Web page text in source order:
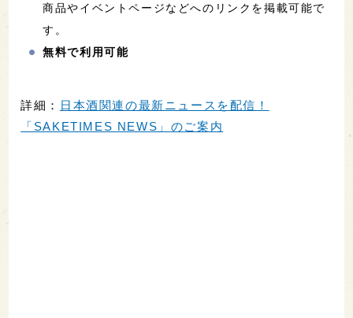
商品やイベントページなどへのリンクを掲載可能で
す。
無料で利用可能
詳細：
日本酒関連の最新ニュースを配信！
「SAKETIMES NEWS」のご案内